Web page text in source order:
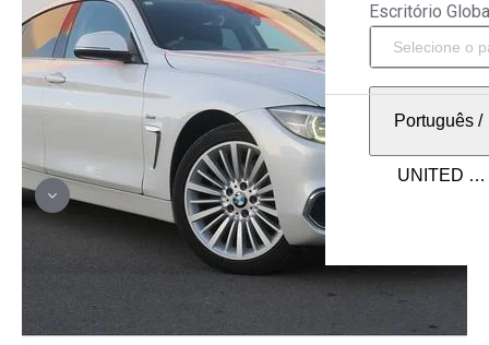
Escritório
Português/